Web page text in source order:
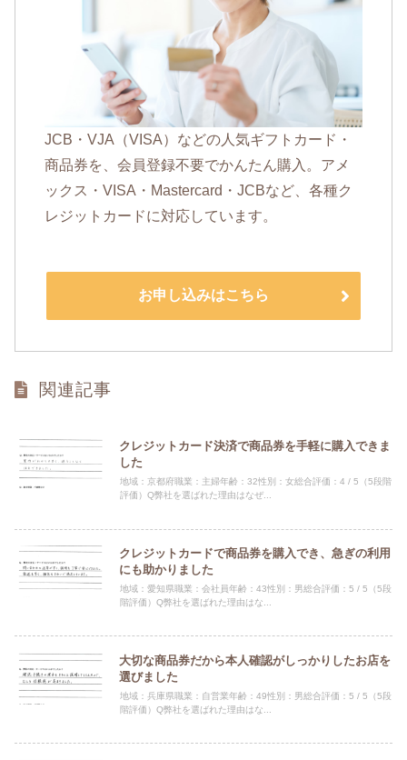
JCB・VJA（VISA）などの人気ギフトカード・
商品券を、会員登録不要でかんたん購入。アメ
ックス・VISA・Mastercard・JCBなど、各種ク
レジットカードに対応しています。
お申し込みはこちら
関連記事
クレジットカード決済で商品券を手軽に購入できま
した
地域：京都府職業：主婦年齢：32性別：女総合評価：4 / 5（5段階
評価）Q弊社を選ばれた理由はなぜ...
クレジットカードで商品券を購入でき、急ぎの利用
にも助かりました
地域：愛知県職業：会社員年齢：43性別：男総合評価：5 / 5（5段
階評価）Q弊社を選ばれた理由はな...
大切な商品券だから本人確認がしっかりしたお店を
選びました
地域：兵庫県職業：自営業年齢：49性別：男総合評価：5 / 5（5段
階評価）Q弊社を選ばれた理由はな...